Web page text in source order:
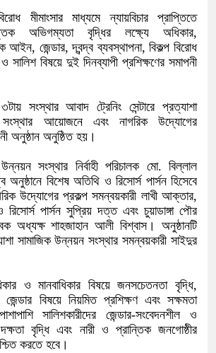
মীমাংসার মাধ্যমে ন্যায়বিচার প্রাপ্তিতে
অভিগম্যতা বৃদ্ধির লক্ষ্যে অধিকার,
আইন, জেন্ডার, দ্বন্দ্ব ব্যবস্থাপনা, বিকল্প বিরোধ
বিষয়ে দুই দিনব্যাপী প্রশিক্ষণের সমাপনী
সংস্থার আবাদ ট্রেনিং সেন্টারে প্রত্যাশা
আয়োজনে এবং নাগরিক উদ্যোগের
অনুষ্ঠান অনুষ্ঠিত হয়।
সংস্থার নির্বাহী পরিচালক মো. বিল্লাল
অনুষ্ঠানে বিশেষ অতিথি ও রিসোর্স পার্সন হিসেবে
উদ্যোগের প্রকল্প সমন্বয়কারী লাখী আক্তার,
রিসোর্স পার্সন সুপ্রিয় দত্ত এবং চুয়াডাঙ্গা পৌর
অধ্যক্ষ শাহজাহান আলী বিশ্বাস। অনুষ্ঠানটি
সামাজিক উন্নয়ন সংস্থার সমন্বয়কারী সাইদুর
ও মানবাধিকার বিষয়ে জনসচেতনতা বৃদ্ধি,
বিষয়ে নিয়মিত প্রশিক্ষণ এবং সক্ষমতা
সালিশকারীদের জেন্ডার-সংবেদনশীল ও
দক্ষতা বৃদ্ধি এবং নারী ও প্রান্তিক জনগোষ্ঠীর
করতে হবে।